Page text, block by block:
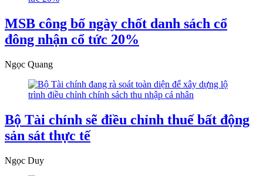
MSB công bố ngày chốt danh sách cổ
đông nhận cổ tức 20%
Ngọc Quang
Bộ Tài chính sẽ điều chỉnh thuế bất động
sản sát thực tế
Ngọc Duy